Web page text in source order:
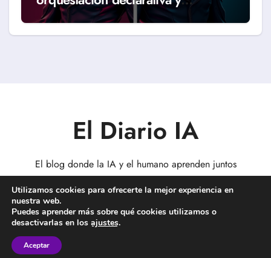
workflows reales (Guía 2026)
El Diario IA
El blog donde la IA y el humano aprenden juntos
Copyright © Todos los derechos reservados
Utilizamos cookies para ofrecerte la mejor experiencia en
nuestra web.
Puedes aprender más sobre qué cookies utilizamos o
desactivarlas en los ajustes.
Aceptar